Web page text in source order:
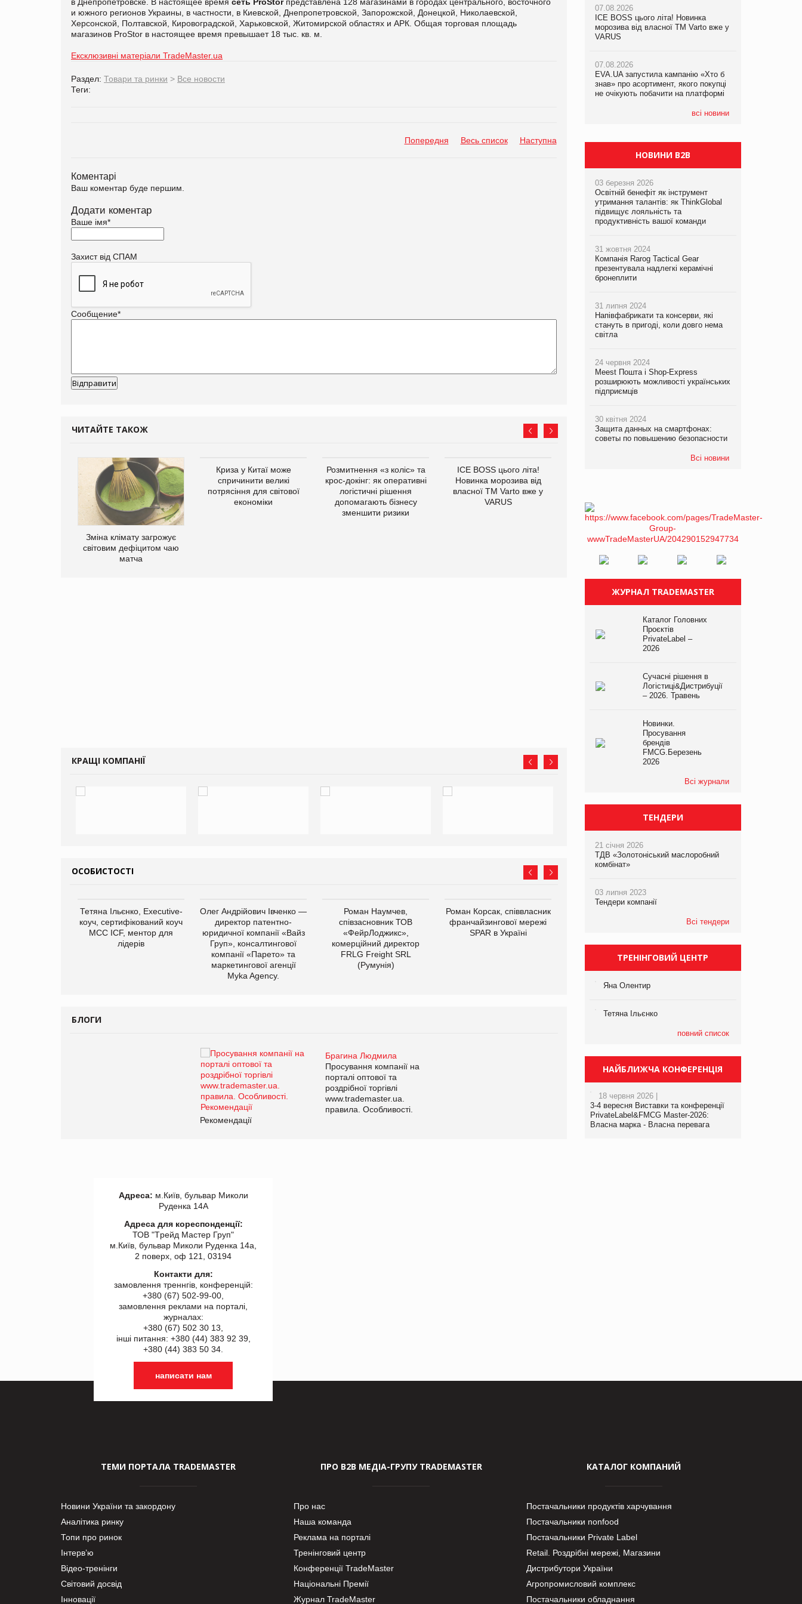
и южного регионов Украины, в частности, в Киевской, Днепропетровской, Запорожской, Донецкой, Николаевской,
Херсонской, Полтавской, Кировоградской, Харьковской, Житомирской областях и АРК. Общая торговая площадь
магазинов ProStor в настоящее время превышает 18 тыс. кв. м.
Ексклюзивні матеріали TradeMaster.ua
Раздел: Товари та ринки > Все новости
Теги:
Попередня Весь список Наступна
Коментарі
Ваш коментар буде першим.
Додати коментар
Ваше імя*
Захист від СПАМ
Сообщение*
ЧИТАЙТЕ ТАКОЖ
Зміна клімату загрожує
світовим дефіцитом чаю
матча
Криза у Китаї може
спричинити великі
потрясіння для світової
економіки
Розмитнення «з коліс» та
крос-докінг: як оперативні
логістичні рішення
допомагають бізнесу
зменшити ризики
ICE BOSS цього літа!
Новинка морозива від
власної ТМ Varto вже у
VARUS
не очікують побачити на
платформі
КРАЩІ КОМПАНІЇ
ОСОБИСТОСТІ
Тетяна Ільєнко, Executive-
коуч, сертифікований коуч
МСС ICF, ментор для
лідерів
Олег Андрійович Івченко —
директор патентно-
юридичної компанії «Вайз
Груп», консалтингової
компанії «Парето» та
маркетингової агенції
Myka Agency.
Роман Наумчев,
співзасновник ТОВ
«ФейрЛоджикс»,
комерційний директор
FRLG Freight SRL
(Румунія)
Роман Корсак, співвласник
франчайзингової мережі
SPAR в Україні
виробництва
компанії «УкраМарин»
БЛОГИ
Брагина Людмила
Просування компанії на
порталі оптової та
роздрібної торгівлі
www.trademaster.ua.
правила. Особливості.
Рекомендації
Брагина Людмила
Просування компанії на
www.trademaster.ua.
правила. Особливості.
07.08.2026
ICE BOSS цього літа! Новинка
морозива від власної ТМ Varto вже у
VARUS
07.08.2026
EVA.UA запустила кампанію «Хто б
знав» про асортимент, якого покупці
не очікують побачити на платформі
всі новини
07.08.2026
ICE BOSS цього літа! Новинка
морозива від власної ТМ Varto вже у
VARUS
07.08.2026
EVA.UA запустила кампанію «Хто б
знав» про асортимент, якого покупці
не очікують побачити на платформі
07.08.2026
Франція заборонила рекламні дзвінки
НОВИНИ B2B
03 березня 2026
Освітній бенефіт як інструмент
утримання талантів: як ThinkGlobal
підвищує лояльність та
продуктивність вашої команди
31 жовтня 2024
Компанія Rarog Tactical Gear
презентувала надлегкі керамічні
бронеплити
31 липня 2024
Напівфабрикати та консерви, які
стануть в пригоді, коли довго нема
світла
24 червня 2024
Meest Пошта і Shop-Express
розширюють можливості українських
підприємців
30 квітня 2024
Защита данных на смартфонах:
советы по повышению безопасности
Всі новини
ЖУРНАЛ TRADEMASTER
Каталог Головних
Проєктів
PrivateLabel –
2026
Сучасні рішення в
Логістиці&Дистрибуції
– 2026. Травень
Новинки.
Просування
брендів
FMCG.Березень
2026
Всі журнали
ТЕНДЕРИ
21 січня 2026
ТДВ «Золотоніський маслоробний
комбінат»
03 липня 2023
Тендери компанії
Всі тендери
ТРЕНІНГОВИЙ ЦЕНТР
Яна Олентир
Тетяна Ільєнко
повний список
НАЙБЛИЖЧА КОНФЕРЕНЦІЯ
18 червня 2026 |
3-4 вересня Виставки та конференції
PrivateLabel&FMCG Master-2026:
Власна марка - Власна перевага
Адреса: м.Київ, бульвар Миколи
Руденка 14А
Адреса для кореспонденції:
ТОВ "Tрейд Мастер Груп"
м.Київ, бульвар Миколи Руденка 14а,
2 поверх, оф 121, 03194
Контакти для:
замовлення треннгів, конференцій:
+380 (67) 502-99-00,
замовлення реклами на порталі,
журналах:
+380 (67) 502 30 13,
інші питання: +380 (44) 383 92 39,
+380 (44) 383 50 34.
написати нам
ТЕМИ ПОРТАЛА TRADEMASTER
Новини України та закордону
Аналітика ринку
Топи про ринок
Інтерв’ю
Відео-тренінги
Світовий досвід
Інновації
ПРО В2В МЕДІА-ГРУПУ TRADEMASTER
Про нас
Наша команда
Реклама на порталі
Тренінговий центр
Конференції TradeMaster
Національні Премії
Журнал TradeMaster
КАТАЛОГ КОМПАНИЙ
Постачальники продуктів харчування
Постачальники nonfood
Постачальники Private Label
Retail. Роздрібні мережі, Магазини
Дистрибутори України
Агропромисловий комплекс
Постачальники обладнання